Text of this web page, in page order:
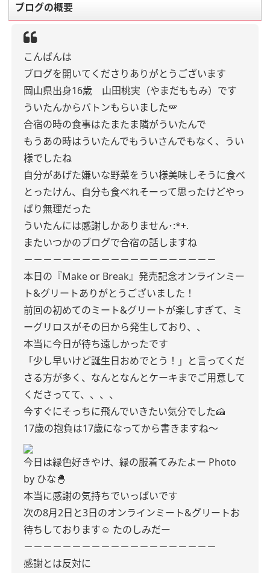
ブログの概要
こんばんは
ブログを開いてくださりありがとうございます
岡山県出身16歳 山田桃実（やまだももみ）です
ういたんからバトンもらいました🪽
合宿の時の食事はたまたま隣がういたんで
もうあの時はういたんでもういさんでもなく、うい
様でしたね
自分があげた嫌いな野菜をうい様美味しそうに食べ
とったけん、自分も食べれそーって思ったけどやっ
ぱり無理だった
ういたんには感謝しかありません･:*+.
またいつかのブログで合宿の話しますね
－－－－－－－－－－－－－－－－－－－－
本日の『Make or Break』発売記念オンラインミー
ト&グリートありがとうございました！
前回の初めてのミート&グリートが楽しすぎて、ミ
ーグリロスがその日から発生しており、、
本当に今日が待ち遠しかったです
「少し早いけど誕生日おめでとう！」と言ってくだ
さる方が多く、なんとなんとケーキまでご用意して
くださってて、、、、
今すぐにそっちに飛んでいきたい気分でした🍰
17歳の抱負は17歳になってから書きますね〜
今日は緑色好きやけ、緑の服着てみたよー Photo
by ひな🐣
本当に感謝の気持ちでいっぱいです
次の8月2日と3日のオンラインミート&グリートお
待ちしております☺︎ たのしみだー
－－－－－－－－－－－－－－－－－－－－
感謝とは反対に